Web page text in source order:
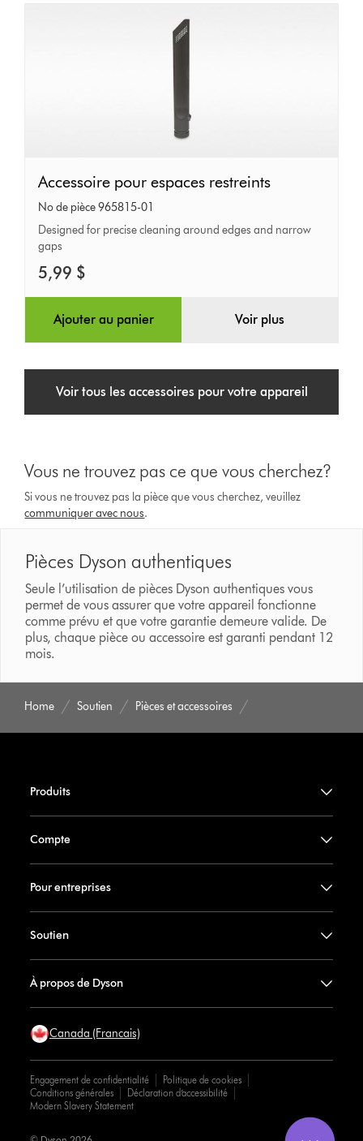
Accessoire
pour
espaces
restreints
Accessoire pour espaces restreints
No de pièce 965815-01
Designed for precise cleaning around edges and narrow
gaps
5,99 $
Ajouter au panier Voir plus
Voir tous les accessoires pour votre appareil
Vous ne trouvez pas ce que vous cherchez?
Si vous ne trouvez pas la pièce que vous cherchez, veuillez
communiquer avec nous.
Pièces Dyson authentiques
Seule l’utilisation de pièces Dyson authentiques vous
permet de vous assurer que votre appareil fonctionne
comme prévu et que votre garantie demeure valide. De
plus, chaque pièce ou accessoire est garanti pendant 12
mois.
Home Soutien Pièces et accessoires
Produits
Compte
Pour entreprises
Soutien
À propos de Dyson
Canada (Francais)
Engagement de confidentialité
Politique de cookies
Conditions générales
Déclaration d’accessibilité
Modern Slavery Statement